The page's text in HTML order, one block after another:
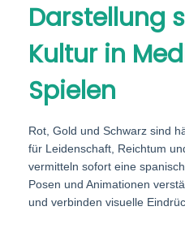
Darstellung
Kultur in
Spielen
Rot, Gold und Schwarz sind
für Leidenschaft, Reichtum
vermitteln sofort eine
Posen und Animationen
und verbinden visuelle